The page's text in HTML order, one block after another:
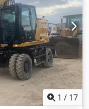
1 / 17